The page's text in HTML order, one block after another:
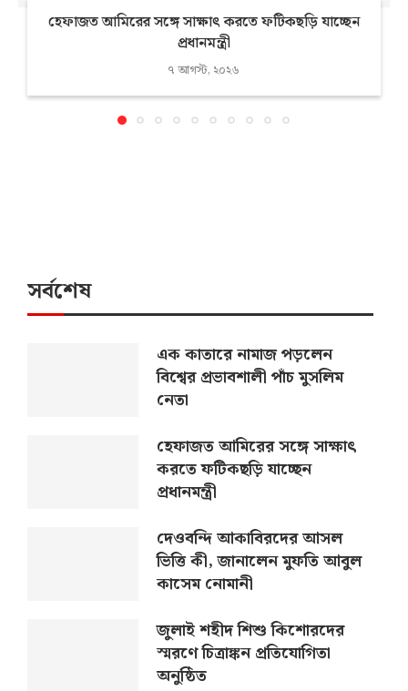
হেফাজত আমিরের সঙ্গে সাক্ষাৎ করতে ফটিকছড়ি যাচ্ছেন
প্রধানমন্ত্রী
৭ আগস্ট, ২০২৬
সর্বশেষ
এক কাতারে নামাজ পড়লেন
বিশ্বের প্রভাবশালী পাঁচ মুসলিম
নেতা
হেফাজত আমিরের সঙ্গে সাক্ষাৎ
করতে ফটিকছড়ি যাচ্ছেন
প্রধানমন্ত্রী
দেওবন্দি আকাবিরদের আসল
ভিত্তি কী, জানালেন মুফতি আবুল
কাসেম নোমানী
জুলাই শহীদ শিশু কিশোরদের
স্মরণে চিত্রাঙ্কন প্রতিযোগিতা
অনুষ্ঠিত